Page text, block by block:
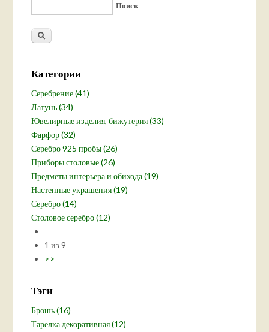
Поиск
Категории
Серебрение (41)
Латунь (34)
Ювелирные изделия, бижутерия (33)
Фарфор (32)
Серебро 925 пробы (26)
Приборы столовые (26)
Предметы интерьера и обихода (19)
Настенные украшения (19)
Серебро (14)
Столовое серебро (12)
1 из 9
>>
Тэги
Брошь (16)
Тарелка декоративная (12)